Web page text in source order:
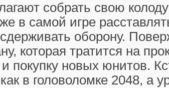
собрать свою
в самой игре
оборону.
которая тратится на
покупку новых юнитов.
в головоломке 2048, а